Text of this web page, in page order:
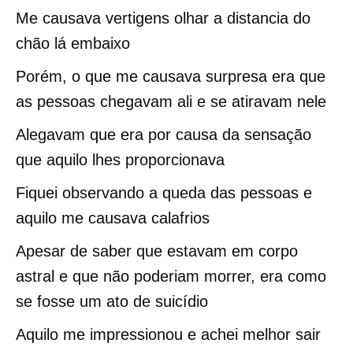
Me causava vertigens olhar a distancia do
chão lá embaixo
Porém, o que me causava surpresa era que
as pessoas chegavam ali e se atiravam nele
Alegavam que era por causa da sensação
que aquilo lhes proporcionava
Fiquei observando a queda das pessoas e
aquilo me causava calafrios
Apesar de saber que estavam em corpo
astral e que não poderiam morrer, era como
se fosse um ato de suicídio
Aquilo me impressionou e achei melhor sair